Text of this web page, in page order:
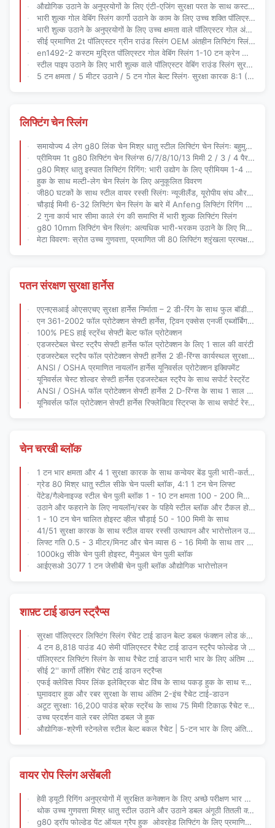
औद्योगिक उठाने के अनुप्रयोगों के लिए एंटी-एजिंग सुरक्षा परत के साथ कस्टम राउंड वेबिंग स्लिंग
भारी शुल्क गोल वेबिंग स्लिंग कार्गो उठाने के काम के लिए उच्च शक्ति पॉलिएस्टर निर्माण के साथ
भारी शुल्क उठाने के अनुप्रयोगों के लिए उच्च क्षमता वाले पॉलिएस्टर गोल अंतहीन स्लिंग
सीई प्रमाणित 2t पॉलिएस्टर ग्रीन राउंड स्लिंग OEM अंतहीन लिफ्टिंग स्लिंग निर्माता
en1492-2 कस्टम मुद्रित पॉलिएस्टर गोल वेबिंग स्लिंग 1-10 टन क्रेन लिफ्टिंग स्लिंग निर्माता
स्टील पाइप उठाने के लिए भारी शुल्क वाले पॉलिएस्टर वेबिंग राउंड स्लिंग सुरक्षित टिकाऊ और लागत प्रभावी
5 टन क्षमता / 5 मीटर उठाने / 5 टन गोल बेल्ट स्लिंग∙ सुरक्षा कारक 8:1 (कस्टम 7:1 उपलब्ध)
लिफ्टिंग चेन स्लिंग
समायोज्य 4 लेग g80 लिंक चेन मिश्र धातु स्टील लिफ्टिंग चेन स्लिंगः बहुमुखी भारी शुल्क रिगिंग में अंतिम
प्रीमियम 1t g80 लिफ्टिंग चेन स्लिंग्स 6/7/8/10/13 मिमी 2 / 3 / 4 पैर विन्यास कस्टम OEM रिगिंग समाधान
g80 मिश्र धातु इस्पात लिफ्टिंग रिगिंग: भारी उद्योग के लिए प्रीमियम 1-4 लेग चेन स्लिंग
हुक के साथ मल्टी-लेग चेन स्लिंग के लिए अनुकूलित विवरण
जी80 घटकों के साथ स्टील वायर रस्सी स्लिंगः न्यूजीलैंड, यूरोपीय संघ और अमेरिकी मानकों के लिए प्रीमियम लिफ्टिंग समाधान
चौड़ाई मिमी 6-32 लिफ्टिंग चेन स्लिंग के बारे में Anfeng लिफ्टिंग रिगिंग DNV-GL प्रमाणित Approx. वजन 0.8-14.5kg/M
2 गुना कार्य भार सीमा काले रंग की समाप्ति में भारी शुल्क लिफ्टिंग स्लिंग
g80 10mm लिफ्टिंग चेन स्लिंग: अत्यधिक भारी-भरकम उठाने के लिए मिश्र धातु इस्पात पावरहाउस
मेटा विवरणः स्रोत उच्च गुणवत्ता, प्रमाणित जी 80 लिफ्टिंग श्रृंखला प्रत्यक्ष कारखाने की कीमतों पर थोक में। न्यूजीलैंड, अमेरिका और यूरोप में मांग वाले उद्योगों के लिए डिज़ाइन किया गया। विनिर्देशों, लाभों का पता लगाएं,एक
पतन संरक्षण सुरक्षा हार्नेस
एएनएसआई ओएसएचए सुरक्षा हार्नेस निर्माता – 2 डी-रिंग के साथ फुल बॉडी फॉल प्रोटेक्शन
एन 361-2002 फॉल प्रोटेक्शन सेफ्टी हार्नेस, ट्विन एक्सेस एनर्जी एब्जॉर्बिंग डोरी
100% PES हाई स्ट्रेंथ सेफ्टी बेल्ट फॉल प्रोटेक्शन
एडजस्टेबल चेस्ट स्ट्रैप सेफ्टी हार्नेस फॉल प्रोटेक्शन के लिए 1 साल की वारंटी
एडजस्टेबल स्ट्रैप फॉल प्रोटेक्शन सेफ्टी हार्नेस 2 डी-रिंग्स कार्यस्थल सुरक्षा के लिए
ANSI / OSHA प्रमाणित नायलॉन हार्नेस यूनिवर्सल प्रोटेक्शन इक्विपमेंट
यूनिवर्सल चेस्ट शोल्डर सेफ्टी हार्नेस एडजस्टेबल स्ट्रैप के साथ सपोर्ट रेस्ट्रेंट
ANSI / OSHA फॉल प्रोटेक्शन सेफ्टी हार्नेस 2 D-रिंग्स के साथ 1 साल की वारंटी
यूनिवर्सल फॉल प्रोटेक्शन सेफ्टी हार्नेस रिफ्लेक्टिव स्ट्रिप्स के साथ सपोर्ट रेस्ट्रेंट
चेन चरखी ब्लॉक
1 टन भार क्षमता और 4 1 सुरक्षा कारक के साथ कन्वेयर बेंड पुली भारी-कर्तव्य परिवहन
ग्रेड 80 मिश्र धातु स्टील सीके चेन पल्ली ब्लॉक, 4:1 1 टन चेन लिफ्ट
पेंटेड/गैल्वेनाइज्ड स्टील चेन पुली ब्लॉक 1 - 10 टन क्षमता 100 - 200 मिमी व्हील व्यास
उठाने और फहराने के लिए नायलॉन/रबर के पहिये स्टील ब्लॉक और टैकल होइस्ट
1 - 10 टन चेन चालित होइस्ट व्हील चौड़ाई 50 - 100 मिमी के साथ
41/51 सुरक्षा कारक के साथ स्टील वायर रस्सी उत्थापन और भारोत्तोलन उपकरण
लिफ्ट गति 0.5 - 3 मीटर/मिनट और चेन व्यास 6 - 16 मिमी के साथ तार रस्सी लहरा
1000kg सीके चेन पुली होइस्ट, मैनुअल चेन पुली ब्लॉक
आईएसओ 3077 1 टन जेसीबी चेन पुली ब्लॉक औद्योगिक भारोत्तोलन
शाफ़्ट टाई डाउन स्ट्रैप्स
सुरक्षा पॉलिएस्टर लिफ्टिंग स्लिंग रॅचेट टाई डाउन बेल्ट डबल फंक्शन लोड कंट्रोल फॉर प्रोफेशनल ट्रांसपोर्ट एंड रिगिंग
4 टन 8,818 पाउंड 40 सेमी पॉलिएस्टर रैचेट टाई डाउन स्ट्रैप फोल्डेड जे हुक के साथ भारी मशीनरी खींचना
पॉलिएस्टर लिफ्टिंग स्लिंग के साथ रैचेट टाई डाउन भारी भार के लिए अंतिम 2-इन-1 सुरक्षा समाधान
सीई 2'' कार्गो लॅशिंग रॅचेट टाई डाउन स्ट्रैप्स
एफई क्लेविस पियर लिंक इलेक्ट्रिक बोट विंच के साथ पकड़ हुक के साथ स्ट्रैप तोड़ने लोड 7350 किलो काले जस्ता लेपित
घुमावदार हुक और रबर सुरक्षा के साथ अंतिम 2-इंच रैचेट टाई-डाउन
अटूट सुरक्षा: 16,200 पाउंड ब्रेक स्ट्रेंथ के साथ 75 मिमी टिकाऊ रैचेट स्ट्रैप
उच्च प्रदर्शन वाले रबर लेपित डबल जे हुक
औद्योगिक-श्रेणी स्टेनलेस स्टील बेल्ट बकल रैचेट | 5-टन भार के लिए अंतिम संक्षारण प्रतिरोध
वायर रोप स्लिंग असेंबली
हेवी ड्यूटी रिगिंग अनुप्रयोगों में सुरक्षित कनेक्शन के लिए अच्छे परीक्षण भार के साथ तितली चेन
थोक उच्च गुणवत्ता मिश्र धातु स्टील उठाने और उठाने डबल अंगूठी तितली क्लैम्प रिगिंग अनुप्रयोगों के लिए चेन
g80 ड्रॉप फोल्डेड पेंट ऑयल ग्रैप हुक ️ ओवरहेड लिफ्टिंग के लिए प्रमाणित (यूरोपीय संघ और अमेरिकी मानक)